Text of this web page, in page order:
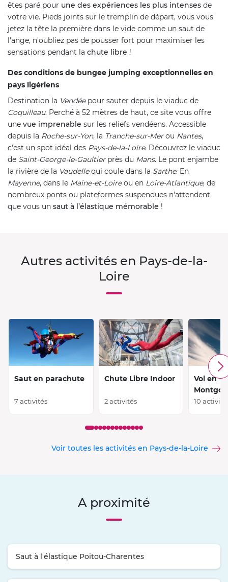
êtes paré pour une des expériences les plus intenses de
votre vie. Pieds joints sur le tremplin de départ, vous vous
jetez la tête la première dans le vide comme un saut de
l'ange, n'oubliez pas de pousser fort pour maximiser les
sensations pendant la chute libre !
Des conditions de bungee jumping exceptionnelles en
pays ligériens
Destination la Vendéepour sauter depuis le viaduc de
Coquilleau. Perché à 52 mètres de haut, ce site vous offre
une vue imprenable sur les reliefs vendéens. Accessible
depuis la Roche-sur-Yon, la Tranche-sur-Merou Nantes,
c'est un spot idéal des Pays-de-la-Loire. Découvrez le viaduc
de Saint-George-le-Gaultierprès du Mans. Le pont enjambe
la rivière de la Vaudellequi coule dans la Sarthe. En
Mayenne, dans le Maine-et-Loireou en Loire-Atlantique, de
nombreux ponts ou plateformes suspendues n'attendent
que vous un saut à l’élastique mémorable !
Autres activités en Pays-de-la-
Loire
Saut en parachute
7 activités
Chute Libre Indoor
2 activités
Vol en
10
Voir toutes les activités en Pays-de-la-Loire
A proximité
Saut à l'élastique Poitou-Charentes